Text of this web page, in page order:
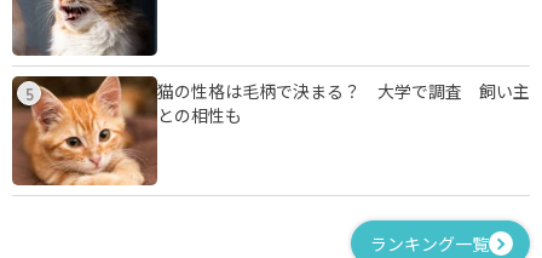
5
猫の性格は毛柄で決まる？ 大学で調査 飼い主
との相性も
ランキング一覧